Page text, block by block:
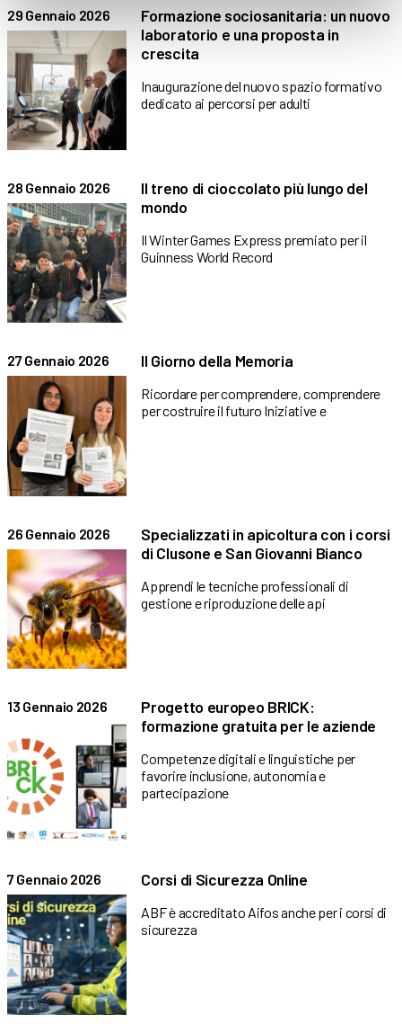
29 Gennaio 2026
Formazione sociosanitaria: un nuovo
laboratorio e una proposta in
crescita
Inaugurazione del nuovo spazio formativo
dedicato ai percorsi per adulti
28 Gennaio 2026
Il treno di cioccolato più lungo del
mondo
Il Winter Games Express premiato per il
Guinness World Record
27 Gennaio 2026 Il Giorno della Memoria
Ricordare per comprendere, comprendere
per costruire il futuro Iniziative e
26 Gennaio 2026
Specializzati in apicoltura con i corsi
di Clusone e San Giovanni Bianco
Apprendi le tecniche professionali di
gestione e riproduzione delle api
13 Gennaio 2026
Progetto europeo BRICK:
formazione gratuita per le aziende
Competenze digitali e linguistiche per
favorire inclusione, autonomia e
partecipazione
7 Gennaio 2026 Corsi di Sicurezza Online
ABF è accreditato Aifos anche per i corsi di
sicurezza